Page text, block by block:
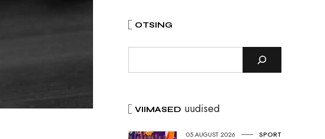
OTSING
VIIMASED uudised
05.AUGUST 2026 SPORT